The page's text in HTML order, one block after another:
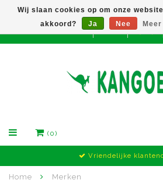
EUR
(0)
Groot
Home Merken
Wij slaan cookies op om onze
akkoord?
Ja Nee